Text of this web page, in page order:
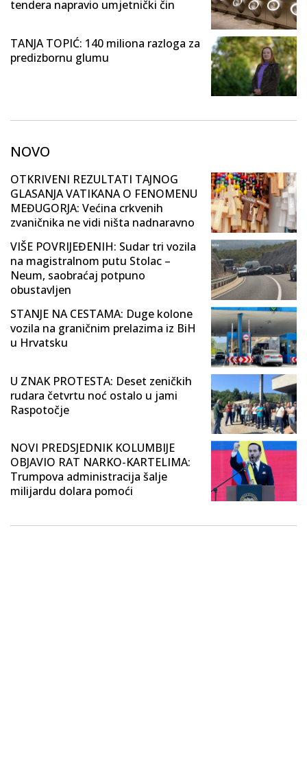
tendera napravio umjetnički čin
TANJA TOPIĆ: 140 miliona razloga za
predizbornu glumu
NOVO
OTKRIVENI REZULTATI TAJNOG
GLASANJA VATIKANA O FENOMENU
MEĐUGORJA: Većina crkvenih
zvaničnika ne vidi ništa nadnaravno
VIŠE POVRIJEĐENIH: Sudar tri vozila
na magistralnom putu Stolac –
Neum, saobraćaj potpuno
obustavljen
STANJE NA CESTAMA: Duge kolone
vozila na graničnim prelazima iz BiH
u Hrvatsku
U ZNAK PROTESTA: Deset zeničkih
rudara četvrtu noć ostalo u jami
Raspotočje
NOVI PREDSJEDNIK KOLUMBIJE
OBJAVIO RAT NARKO-KARTELIMA:
Trumpova administracija šalje
milijardu dolara pomoći